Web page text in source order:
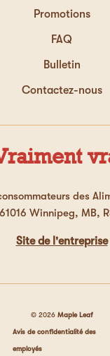
Promotions
FAQ
Bulletin
Contactez-nous
des
Winnipeg, MB,
Site de l'entreprise
© 2026 Maple Leaf
Avis de confidentialité des
employés